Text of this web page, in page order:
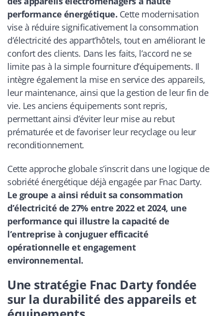
performance énergétique. Cette modernisation
vise à réduire significativement la consommation
d’électricité des appart’hôtels, tout en améliorant le
confort des clients. Dans les faits, l’accord ne se
limite pas à la simple fourniture d’équipements. Il
intègre également la mise en service des appareils,
leur maintenance, ainsi que la gestion de leur fin de
vie. Les anciens équipements sont repris,
permettant ainsi d’éviter leur mise au rebut
prématurée et de favoriser leur recyclage ou leur
reconditionnement.
Cette approche globale s’inscrit dans une logique de
sobriété énergétique déjà engagée par Fnac Darty.
Le groupe a ainsi réduit sa consommation
d’électricité de 27% entre 2022 et 2024, une
performance qui illustre la capacité de
l’entreprise à conjuguer efficacité
opérationnelle et engagement
environnemental.
Une stratégie Fnac Darty fondée
sur la durabilité des appareils et